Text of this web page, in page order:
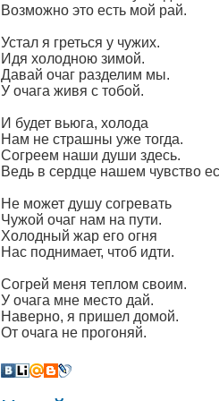
Возможно это есть мой рай.
Устал я греться у чужих.
Идя холодною зимой.
Давай очаг разделим мы.
У очага живя с тобой.
И будет вьюга, холода
Нам не страшны уже тогда.
Согреем наши души здесь.
Ведь в сердце нашем чувство
Не может душу согревать
Чужой очаг нам на пути.
Холодный жар его огня
Нас поднимает, чтоб идти.
Согрей меня теплом своим.
У очага мне место дай.
Наверно, я пришел домой.
От очага не прогоняй.